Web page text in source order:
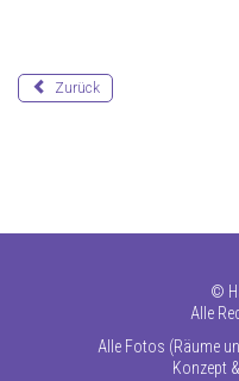
Zurück
©
Alle
Alle Fotos (Räume
Konzept